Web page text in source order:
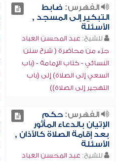
الفهرس: ضابط
التبكير إلى المسجد ,
الأسئلة
للشيخ: عبد المحسن العباد
جزء من محاضرة ( شرح سنن
النسائي - كتاب الإمامة - (باب
السعي إلى الصلاة) إلى (باب
التهجير إلى الصلاة))
الفهرس:حكم
الإتيان بالدعاء المأثور
بعد إقامة الصلاة كالأذان ,
الأسئلة
للشيخ: عبد المحسن العباد